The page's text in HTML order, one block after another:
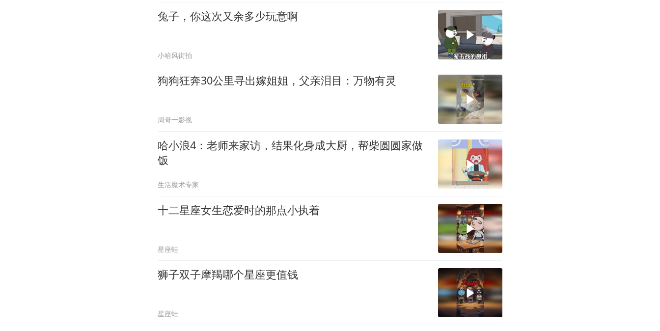
兔子，你这次又余多少玩意啊
小哈风街拍
狗狗狂奔30公里寻出嫁姐姐，父亲泪目：万物有灵
周哥一影视
哈小浪4：老师来家访，结果化身成大厨，帮柴圆圆家做
饭
生活魔术专家
十二星座女生恋爱时的那点小执着
星座蛙
狮子双子摩羯哪个星座更值钱
星座蛙